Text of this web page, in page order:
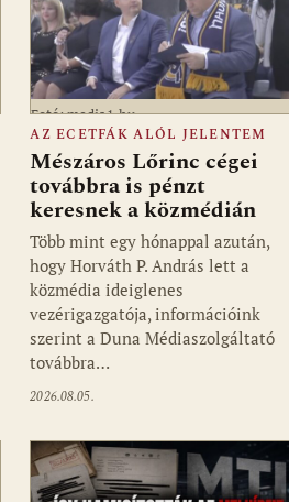
Fotó: media1.hu
AZ ECETFÁK ALÓL JELENTEM
Mészáros Lőrinc cégei
továbbra is pénzt
keresnek a közmédián
Több mint egy hónappal azután,
hogy Horváth P. András lett a
közmédia ideiglenes
vezérigazgatója, információink
szerint a Duna Médiaszolgáltató
továbbra…
2026.08.05.